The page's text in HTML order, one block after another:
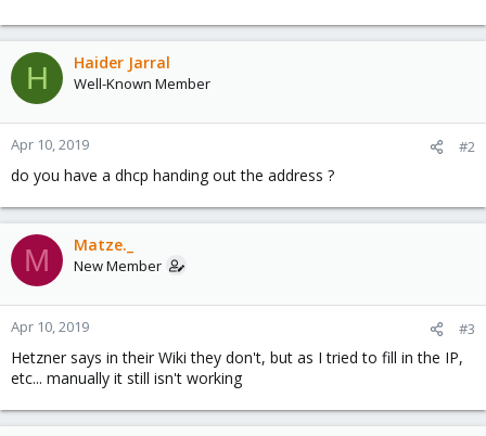
H Haider Jarral
Well-Known Member
Apr 10, 2019 #2
do you have a dhcp handing out the address ?
M Matze._
New Member
Apr 10, 2019 #3
Hetzner says in their Wiki they don't, but as I tried to fill in the IP,
etc... manually it still isn't working